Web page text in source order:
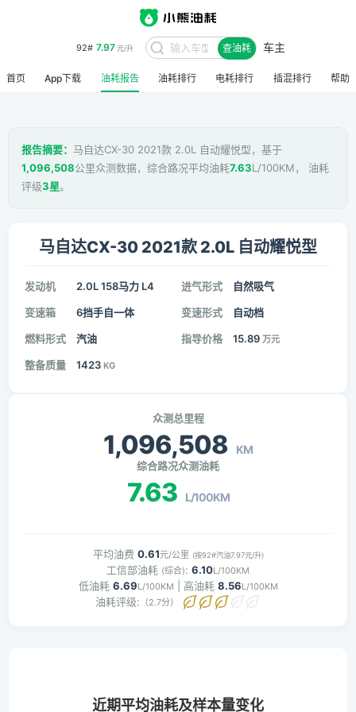
92# 7.97元/升 查油耗 车主
首页 App下载 油耗报告 油耗排行 电耗排行 插混排行 帮助
报告摘要： 马自达CX-30 2021款 2.0L 自动耀悦型，基于
1,096,508公里众测数据，综合路况平均油耗7.63L/100KM， 油耗
评级3星。
马自达CX-30 2021款 2.0L 自动耀悦型
发动机 2.0L 158马力 L4 进气形式 自然吸气
变速箱 6挡手自一体 变速形式 自动档
燃料形式 汽油 指导价格 15.89 万元
整备质量 1423 KG
众测总里程
1,096,508 KM
综合路况众测油耗
7.63 L/100KM
平均油费 0.61元/公里 (按92#汽油7.97元/升)
工信部油耗 (综合): 6.10L/100KM
低油耗 6.69L/100KM | 高油耗 8.56L/100KM
油耗评级: （2.7分）